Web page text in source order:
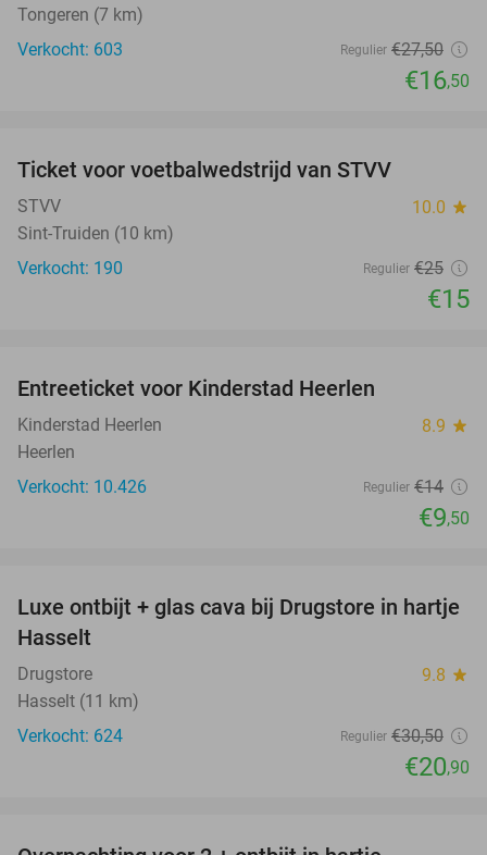
Tongeren (7 km)
Verkocht: 603
Regulier €27,50
€16,50
Ticket voor voetbalwedstrijd van STVV
STVV 10.0 star
Sint-Truiden (10 km)
Verkocht: 190
Regulier €25
€15
Entreeticket voor Kinderstad Heerlen
Kinderstad Heerlen 8.9 star
Heerlen
Verkocht: 10.426
Regulier €14
€9,50
31%
Luxe ontbijt + glas cava bij Drugstore in hartje
Hasselt
Drugstore 9.8 star
Hasselt (11 km)
Verkocht: 624
Regulier €30,50
€20,90